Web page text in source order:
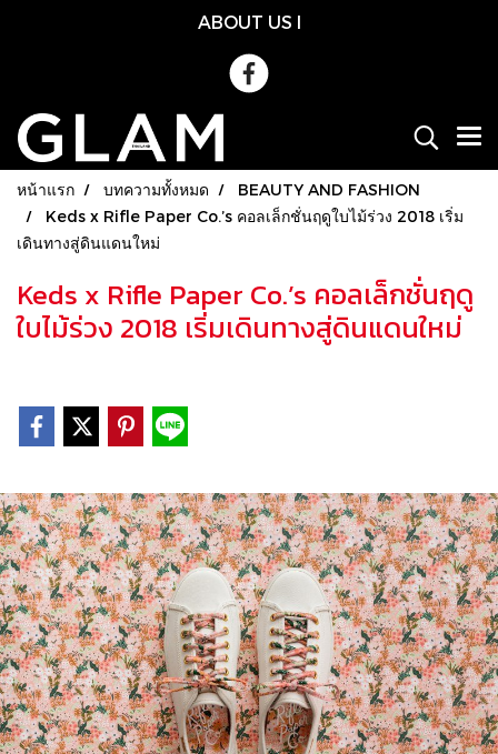
ABOUT US l
หน้าแรก บทความทั้งหมด
BEAUTY AND FASHION
Keds x Rifle Paper Co.’s คอลเล็กชั่นฤดูใบไม้ร่วง 2018 เริ่ม
เดินทางสู่ดินแดนใหม่
Keds x Rifle Paper Co.’s คอลเล็กชั่นฤดู
ใบไม้ร่วง 2018 เริ่มเดินทางสู่ดินแดนใหม่